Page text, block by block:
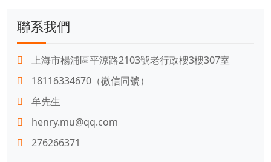
聯系我們
上海市楊浦區平涼路2103號老行政樓3樓307室
18116334670（微信同號）
牟先生
henry.mu@qq.com
276266371